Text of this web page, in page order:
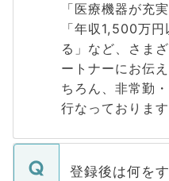
「医療機器が充
「年収1,500万
る」など、さま
ートナーにお伝
ちろん、非常勤
行なっております
登録後は何を